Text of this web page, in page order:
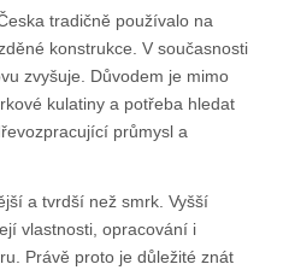
tradičně používalo na
konstrukce. V současnosti
zvyšuje. Důvodem je mimo
kulatiny a potřeba hledat
průmysl a
a tvrdší než smrk. Vyšší
vlastnosti, opracování i
Právě proto je důležité znát